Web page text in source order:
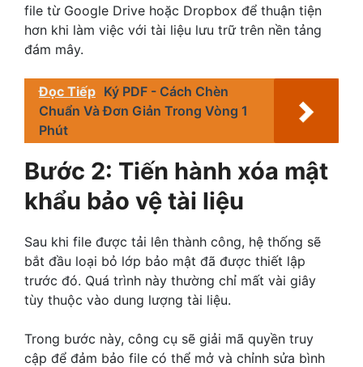
file từ Google Drive hoặc Dropbox để thuận tiện
hơn khi làm việc với tài liệu lưu trữ trên nền tảng
đám mây.
Đọc Tiếp Ký PDF - Cách Chèn
Chuẩn Và Đơn Giản Trong Vòng 1
Phút
Bước 2: Tiến hành xóa mật
khẩu bảo vệ tài liệu
Sau khi file được tải lên thành công, hệ thống sẽ
bắt đầu loại bỏ lớp bảo mật đã được thiết lập
trước đó. Quá trình này thường chỉ mất vài giây
tùy thuộc vào dung lượng tài liệu.
Trong bước này, công cụ sẽ giải mã quyền truy
cập để đảm bảo file có thể mở và chỉnh sửa bình